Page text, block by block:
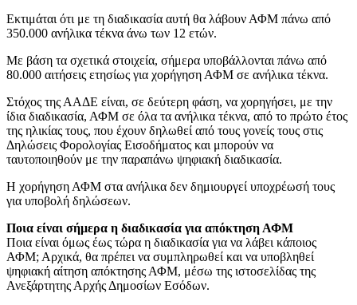
Εκτιμάται ότι με τη διαδικασία αυτή θα λάβουν ΑΦΜ πάνω από
350.000 ανήλικα τέκνα άνω των 12 ετών.
Με βάση τα σχετικά στοιχεία, σήμερα υποβάλλονται πάνω από
80.000 αιτήσεις ετησίως για χορήγηση ΑΦΜ σε ανήλικα τέκνα.
Στόχος της ΑΑΔΕ είναι, σε δεύτερη φάση, να χορηγήσει, με την
ίδια διαδικασία, ΑΦΜ σε όλα τα ανήλικα τέκνα, από το πρώτο έτος
της ηλικίας τους, που έχουν δηλωθεί από τους γονείς τους στις
Δηλώσεις Φορολογίας Εισοδήματος και μπορούν να
ταυτοποιηθούν με την παραπάνω ψηφιακή διαδικασία.
Η χορήγηση ΑΦΜ στα ανήλικα δεν δημιουργεί υποχρέωσή τους
για υποβολή δηλώσεων.
Ποια είναι σήμερα η διαδικασία για απόκτηση ΑΦΜ
Ποια είναι όμως έως τώρα η διαδικασία για να λάβει κάποιος
ΑΦΜ; Αρχικά, θα πρέπει να συμπληρωθεί και να υποβληθεί
ψηφιακή αίτηση απόκτησης ΑΦΜ, μέσω της ιστοσελίδας της
Ανεξάρτητης Αρχής Δημοσίων Εσόδων.